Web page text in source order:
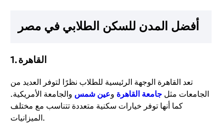
أفضل المدن للسكن الطلابي في مصر
1.القاهرة
تعد القاهرة الوجهة الرئيسية للطلاب نظرًا لتوفر العديد من
الجامعات مثل جامعة القاهرة وعين شمس والجامعة الأمريكية.
كما أنها توفر خيارات سكنية متعددة تتناسب مع مختلف
الميزانيات.